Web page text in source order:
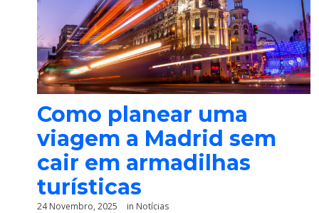
Como planear uma
viagem a Madrid sem
cair em armadilhas
turísticas
24 Novembro, 2025 in Notícias